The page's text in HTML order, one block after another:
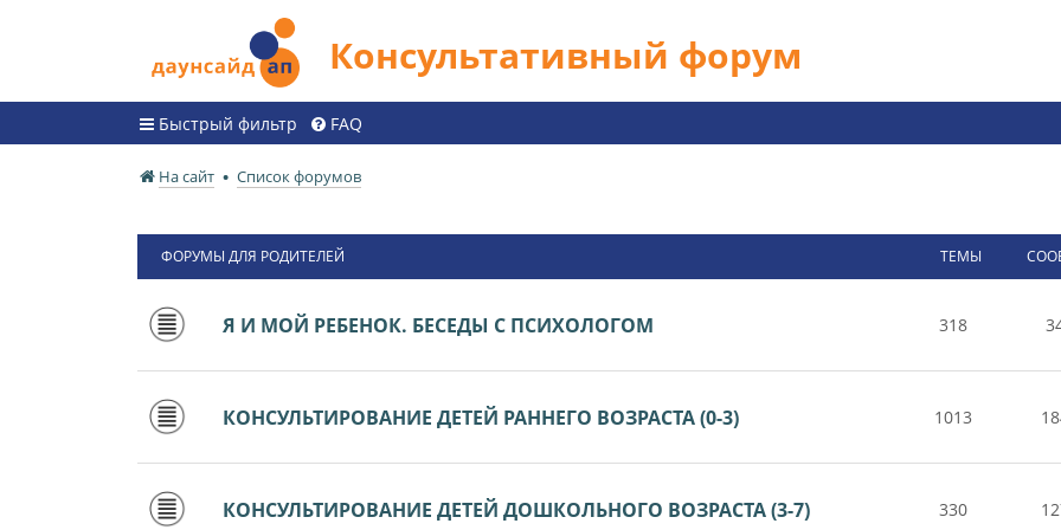
Консультативный форум
Быстрый фильтр FAQ
На сайт Список форумов
ФОРУМЫ ДЛЯ РОДИТЕЛЕЙ ТЕМЫ
Я И МОЙ РЕБЕНОК. БЕСЕДЫ С ПСИХОЛОГОМ 318
КОНСУЛЬТИРОВАНИЕ ДЕТЕЙ РАННЕГО ВОЗРАСТА (0-3) 1013
КОНСУЛЬТИРОВАНИЕ ДЕТЕЙ ДОШКОЛЬНОГО ВОЗРАСТА (3-7) 330